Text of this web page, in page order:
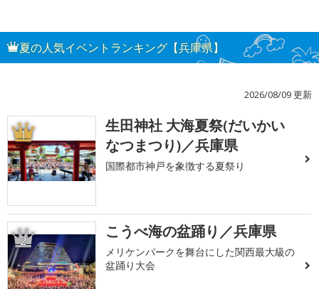
夏の人気イベントランキング【兵庫県】
2026/08/09 更新
1
生田神社 大海夏祭(だいかい
なつまつり)／兵庫県
国際都市神戸を象徴する夏祭り
2 こうべ海の盆踊り／兵庫県
メリケンパークを舞台にした関西最大級の
盆踊り大会